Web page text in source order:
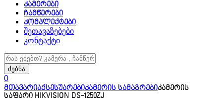
კამერები
ჩამწერები
კომპლექტები
შეთავაზებები
კონტაქტი
ძებნა:
ძებნა
0
მთავარიაქსესუარებიკამერის სამაგრებიკამერის
საფარი HIKVISION DS-1250ZJ